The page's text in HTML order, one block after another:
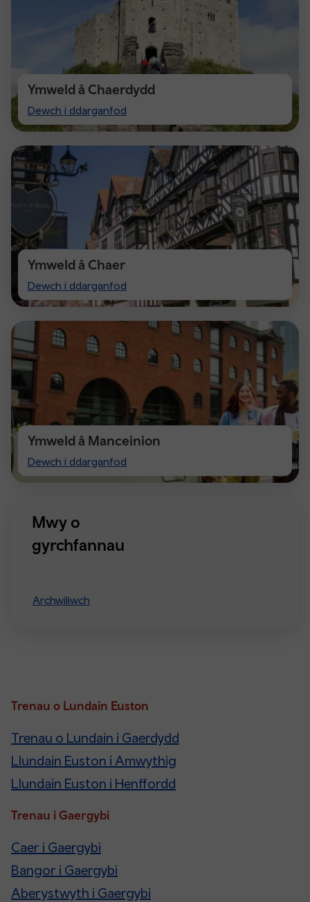
Ymweld â Chaerdydd
Dewch i ddarganfod
Visit
Cardiff
Ymweld â Chaer
Dewch i ddarganfod
Visit
Chester
Ymweld â Manceinion
Dewch i ddarganfod
Visiting
Manchester
Mwy o
gyrchfannau
Archwiliwch
Trenau o Lundain Euston
Trenau o Lundain i Gaerdydd
Llundain Euston i Amwythig
Llundain Euston i Henffordd
Trenau i Gaergybi
Caer i Gaergybi
Bangor i Gaergybi
Aberystwyth i Gaergybi